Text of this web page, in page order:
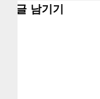
댓글 남기기